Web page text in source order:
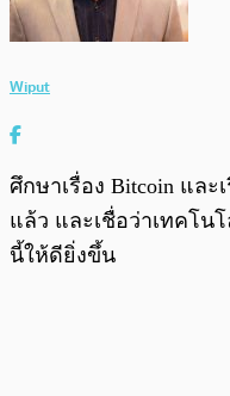
Wiput
ศึกษาเรื่อง Bitcoin และ
แล้ว และเชื่อว่าเทคโน
นี้ให้ดียิ่งขึ้น